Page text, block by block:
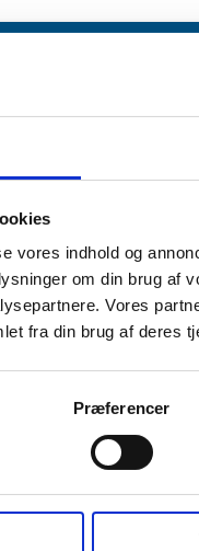
vores indhold og
om din brug af
Vores
fra din brug af deres
Præferencer